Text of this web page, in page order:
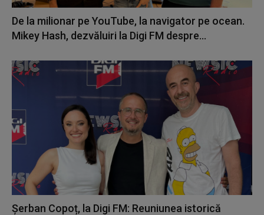
De la milionar pe YouTube, la navigator pe ocean.
Mikey Hash, dezvăluiri la Digi FM despre...
Șerban Copoț, la Digi FM: Reuniunea istorică